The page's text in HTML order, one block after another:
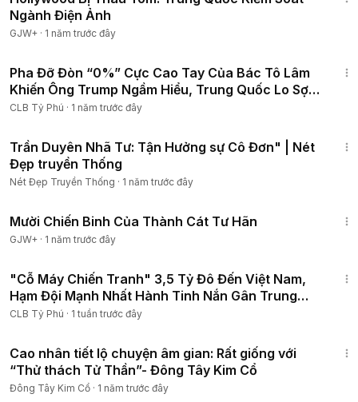
Ngành Điện Ảnh
GJW+ · 1 năm trước đây
Pha Đỡ Đòn “0%” Cực Cao Tay Của Bác Tô Lâm
Khiến Ông Trump Ngầm Hiểu, Trung Quốc Lo Sợ
Điều Này!
CLB Tỷ Phú · 1 năm trước đây
Trần Duyên Nhã Tư: Tận Hưởng sự Cô Đơn" | Nét
Đẹp truyền Thống
Nét Đẹp Truyền Thống · 1 năm trước đây
Mười Chiến Binh Của Thành Cát Tư Hãn
GJW+ · 1 năm trước đây
"Cỗ Máy Chiến Tranh" 3,5 Tỷ Đô Đến Việt Nam,
Hạm Đội Mạnh Nhất Hành Tinh Nắn Gân Trung
Quốc
CLB Tỷ Phú · 1 tuần trước đây
Cao nhân tiết lộ chuyện âm gian: Rất giống với
“Thử thách Tử Thần”- Đông Tây Kim Cổ
Đông Tây Kim Cổ · 1 năm trước đây